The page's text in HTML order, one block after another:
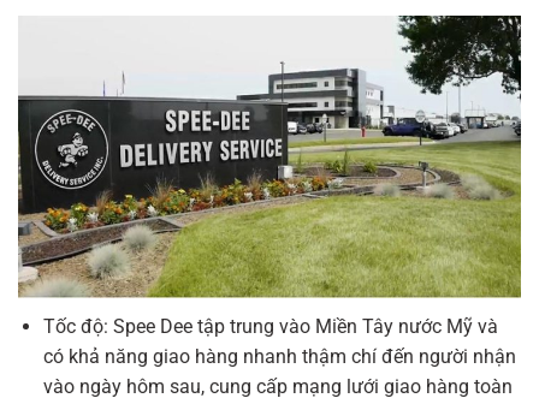
Tốc độ: Spee Dee tập trung vào Miền Tây nước Mỹ và
có khả năng giao hàng nhanh thậm chí đến người nhận
vào ngày hôm sau, cung cấp mạng lưới giao hàng toàn